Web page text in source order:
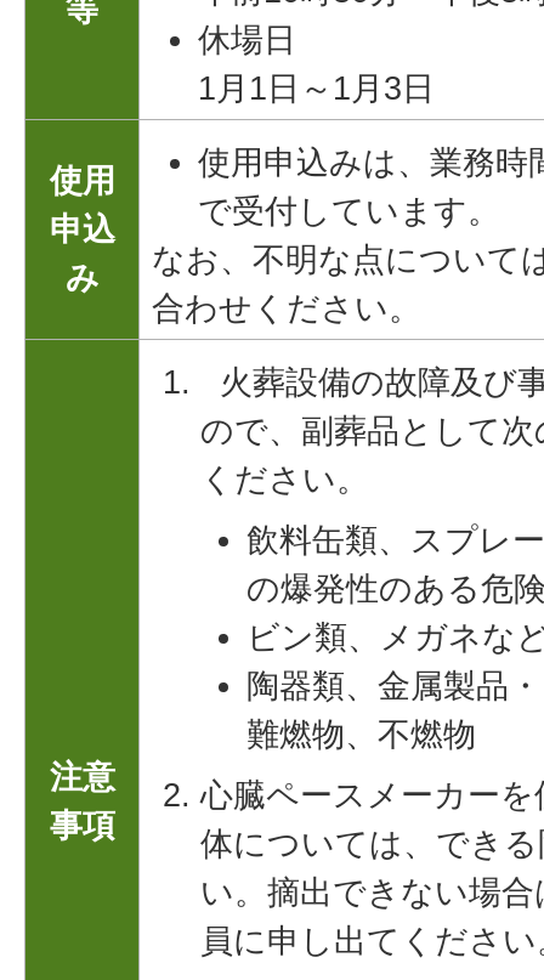
等
休場日
1月1日～1月3日
使用
申込
み
使用申込みは、業務時
で受付しています。
なお、不明な点について
合わせください。
注意
事項
火葬設備の故障及び
ので、副葬品として
ください。
飲料缶類、スプレ
の爆発性のある危
ビン類、メガネな
陶器類、金属製品
難燃物、不燃物
心臓ペースメーカー
体については、でき
い。摘出できない場
員に申し出てください